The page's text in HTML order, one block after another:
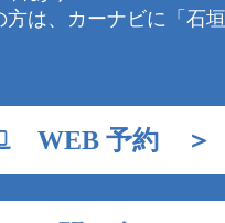
方は、カーナビに「石
WEB 予約 ＞